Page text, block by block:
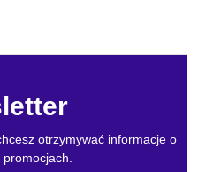
otrzymywać informacje o